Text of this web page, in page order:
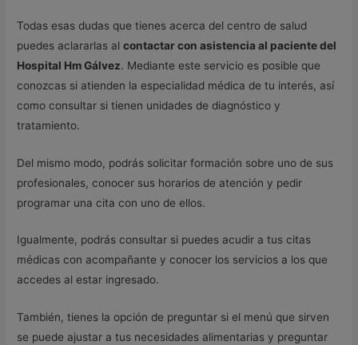
Todas esas dudas que tienes acerca del centro de salud
puedes aclararlas alcontactar con asistencia al paciente del
Hospital Hm Gálvez. Mediante este servicio es posible que
conozcas si atienden la especialidad médica de tu interés, así
como consultar si tienen unidades de diagnóstico y
tratamiento.
Del mismo modo, podrás solicitar formación sobre uno de sus
profesionales, conocer sus horarios de atención y pedir
programar una cita con uno de ellos.
Igualmente, podrás consultar si puedes acudir a tus citas
médicas con acompañante y conocer los servicios a los que
accedes al estar ingresado.
También, tienes la opción de preguntar si el menú que sirven
se puede ajustar a tus necesidades alimentarias y preguntar